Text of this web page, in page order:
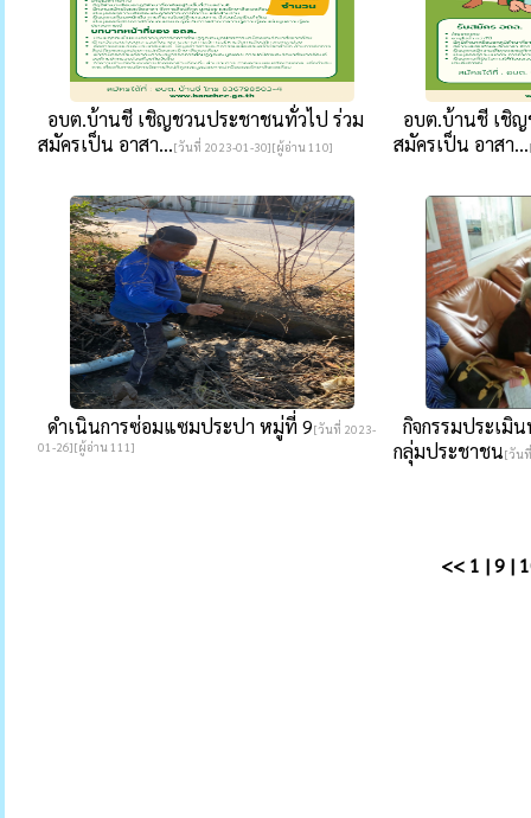
อบต.บ้านชี เชิญชวนประชาชนทั่วไป ร่วม
สมัครเป็น อาสา...[วันที่ 2023-01-30][ผู้อ่าน 110]
อบต.บ้านชี เชิ
สมัครเป็น อาสา...
ดำเนินการซ่อมแซมประปา หมู่ที่ 9[วันที่ 2023-
01-26][ผู้อ่าน 111]
กิจกรรมประเมิ
กลุ่มประชาชน[วัน
<< 1 |9 |